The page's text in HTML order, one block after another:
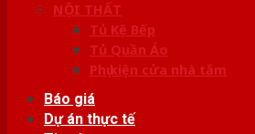
NỘI THẤT
Tủ Kệ Bếp
Tủ Quần Áo
Phụ kiện cửa nhà tắm
Báo giá
Dự án thực tế